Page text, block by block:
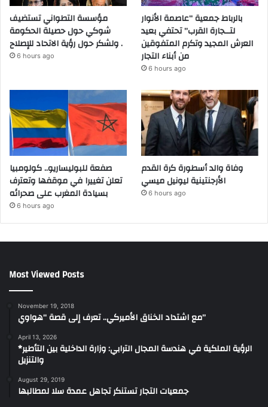
مؤسسة التطواني تستضيف
شوكي حول حصيلة الحكومة
ولشكر حول رؤية الاتحاد للإصلاح .
6 hours ago
بالرباط جمعية “عاصمة الأنوار
لتــجارة القرب” تحتفي بعيد
العرش المجيد وتكرم المتفوقين
من أبناء التجار
6 hours ago
صفعة للبوليساريو.. كولومبيا
تعلن تغييرا في موقفها وتعترف
بسيادة المغرب على صحرائه
6 hours ago
وفاة والد أسطورة كرة القدم
الأرجنتينية ليونيل ميسي
6 hours ago
Most Viewed Posts
November 19, 2018
مع اشتداد الخناق الأميركي.. تعرف إلى قصة “هواوي”
April 13, 2026
*الرؤية الملكية في هندسة المجال الترابي: وزارة الداخلية بين التأطير
والتنزيل
August 29, 2019
جمعيات التجار تستنكر تجاهل عمدة سلا لمطالبها